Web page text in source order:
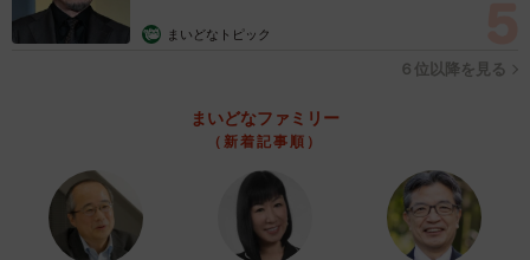
まいどなトピック
６位以降を見る
まいどなファミリー
（新着記事順）